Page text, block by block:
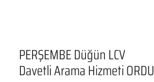
PERŞEMBE Düğün LCV
Davetli Arama Hizmeti ORDU